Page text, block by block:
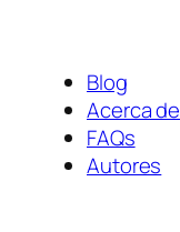
Blog
Acerca de
FAQs
Autores